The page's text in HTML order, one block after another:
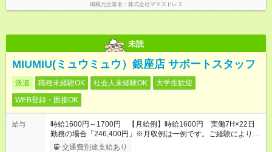
掲載元企業名 株式会社ママズドレス
未読
MIUMIU(ミュウミュウ）銀座店 サポートスタッフ
派遣 職種未経験OK 社会人未経験OK
大学生歓迎
WEB登録・面接OK
給与
時給1600円～1700円 【月給例】時給1600円 実働7H×22日
勤務の場合「246,400円」※月収例は一例です。ご経験により異
なります。
交通費別途支給あり